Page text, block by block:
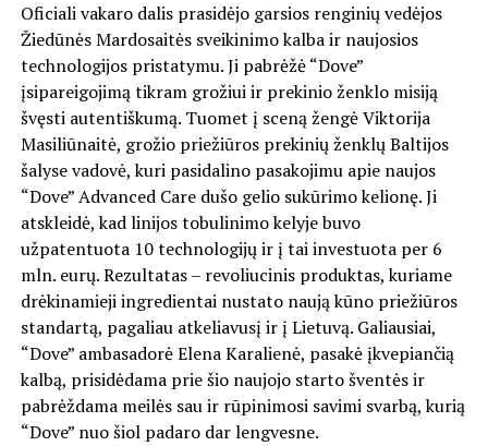
Oficiali vakaro dalis prasidėjo garsios renginių vedėjos
Žiedūnės Mardosaitės sveikinimo kalba ir naujosios
technologijos pristatymu. Ji pabrėžė “Dove”
įsipareigojimą tikram grožiui ir prekinio ženklo misiją
švęsti autentiškumą. Tuomet į sceną žengė Viktorija
Masiliūnaitė, grožio priežiūros prekinių ženklų Baltijos
šalyse vadovė, kuri pasidalino pasakojimu apie naujos
“Dove” Advanced Care dušo gelio sukūrimo kelionę. Ji
atskleidė, kad linijos tobulinimo kelyje buvo
užpatentuota 10 technologijų ir į tai investuota per 6
mln. eurų. Rezultatas – revoliucinis produktas, kuriame
drėkinamieji ingredientai nustato naują kūno priežiūros
standartą, pagaliau atkeliavusį ir į Lietuvą. Galiausiai,
“Dove” ambasadorė Elena Karalienė, pasakė įkvepiančią
kalbą, prisidėdama prie šio naujojo starto šventės ir
pabrėždama meilės sau ir rūpinimosi savimi svarbą, kurią
“Dove” nuo šiol padaro dar lengvesne.